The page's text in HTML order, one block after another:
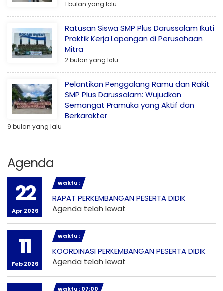
1 bulan yang lalu
Ratusan Siswa SMP Plus Darussalam Ikuti
Praktik Kerja Lapangan di Perusahaan
Mitra
2 bulan yang lalu
Pelantikan Penggalang Ramu dan Rakit
SMP Plus Darussalam: Wujudkan
Semangat Pramuka yang Aktif dan
Berkarakter
9 bulan yang lalu
Agenda
22
Apr 2026
waktu :
RAPAT PERKEMBANGAN PESERTA DIDIK
Agenda telah lewat
11
Feb 2026
waktu :
KOORDINASI PERKEMBANGAN PESERTA DIDIK
Agenda telah lewat
waktu : 07:00